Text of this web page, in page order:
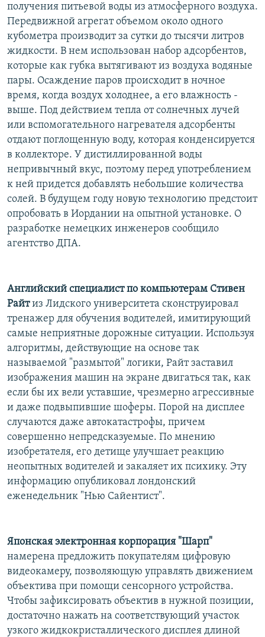
получения питьевой воды из атмосферного воздуха.
Передвижной агрегат объемом около одного
кубометра производит за сутки до тысячи литров
жидкости. В нем использован набор адсорбентов,
которые как губка вытягивают из воздуха водяные
пары. Осаждение паров происходит в ночное
время, когда воздух холоднее, а его влажность -
выше. Под действием тепла от солнечных лучей
или вспомогательного нагревателя адсорбенты
отдают поглощенную воду, которая конденсируется
в коллекторе. У дистиллированной воды
непривычный вкус, поэтому перед употреблением
к ней придется добавлять небольшие количества
солей. В будущем году новую технологию предстоит
опробовать в Иордании на опытной установке. О
разработке немецких инженеров сообщило
агентство ДПА.
Английский специалист по компьютерам Стивен
Райтиз Лидского университета сконструировал
тренажер для обучения водителей, имитирующий
самые неприятные дорожные ситуации. Используя
алгоритмы, действующие на основе так
называемой "размытой" логики, Райт заставил
изображения машин на экране двигаться так, как
если бы их вели уставшие, чрезмерно агрессивные
и даже подвыпившие шоферы. Порой на дисплее
случаются даже автокатастрофы, причем
совершенно непредсказуемые. По мнению
изобретателя, его детище улучшает реакцию
неопытных водителей и закаляет их психику. Эту
информацию опубликовал лондонский
еженедельник "Нью Сайентист".
Японская электронная корпорация "Шарп"
намерена предложить покупателям цифровую
видеокамеру, позволяющую управлять движением
объектива при помощи сенсорного устройства.
Чтобы зафиксировать объектив в нужной позиции,
достаточно нажать на соответствующий участок
узкого жидкокристаллического дисплея длиной